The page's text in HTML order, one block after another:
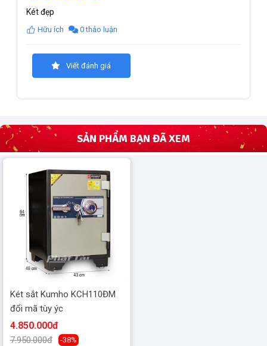
Két đẹp
Hữu ích 0 thảo luận
Viết đánh giá
SẢN PHẨM BẠN ĐÃ XEM
Két sắt Kumho KCH110ĐM
đổi mã tùy ýc
4.850.000đ
7.950.000đ -38%